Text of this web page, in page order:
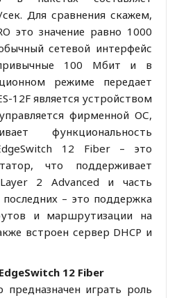
Для сравнения скажем,
это значение равно 1000
сетевой интерфейс
100 Мбит и в
режиме передает
12F является устройством
фирменной ОС,
функциональность
12 Fiber – это
что поддерживает
2 Advanced и часть
– это поддержка
и маршрутизации на
встроен сервер DHCP и
12 Fiber
играть роль